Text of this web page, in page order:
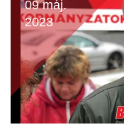
09 máj.
2023